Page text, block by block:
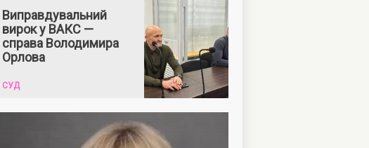
Виправдувальний
вирок у ВАКС —
справа Володимира
Орлова
СУД